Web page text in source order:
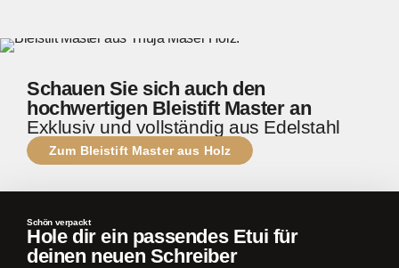
Schauen Sie sich auch den
hochwertigen Bleistift Master an
Exklusiv und vollständig aus Edelstahl
Zum Bleistift Master aus Holz
Schön verpackt
Hole dir ein passendes Etui für
deinen neuen Schreiber